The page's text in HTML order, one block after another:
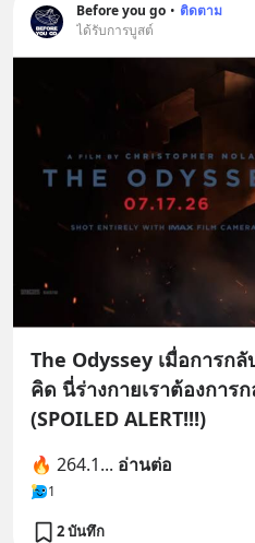
Before you go • ติดตาม
ได้รับการบูสต์
The Odyssey เมื่อการก
คิด นี่ร่างกายเราต้องการ
(SPOILED ALERT!!!)
🔥 264.1... อ่านต่อ
1
2 บันทึก